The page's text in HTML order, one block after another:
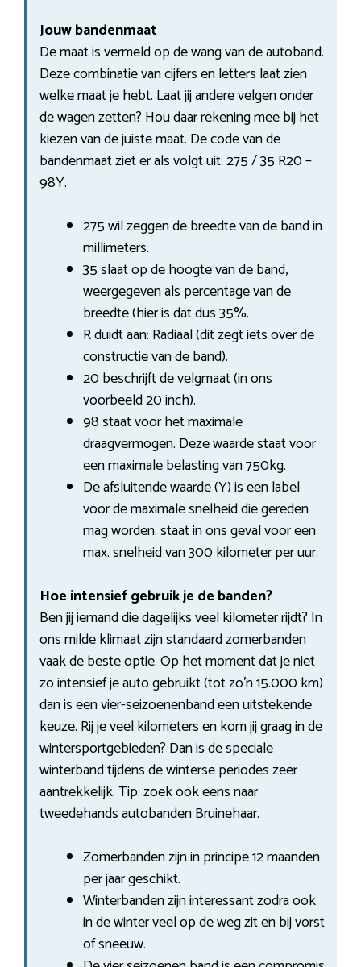
Jouw bandenmaat
De maat is vermeld op de wang van de autoband.
Deze combinatie van cijfers en letters laat zien
welke maat je hebt. Laat jij andere velgen onder
de wagen zetten? Hou daar rekening mee bij het
kiezen van de juiste maat. De code van de
bandenmaat ziet er als volgt uit: 275 / 35 R20 –
98Y.
275 wil zeggen de breedte van de band in
millimeters.
35 slaat op de hoogte van de band,
weergegeven als percentage van de
breedte (hier is dat dus 35%.
R duidt aan: Radiaal (dit zegt iets over de
constructie van de band).
20 beschrijft de velgmaat (in ons
voorbeeld 20 inch).
98 staat voor het maximale
draagvermogen. Deze waarde staat voor
een maximale belasting van 750kg.
De afsluitende waarde (Y) is een label
voor de maximale snelheid die gereden
mag worden. staat in ons geval voor een
max. snelheid van 300 kilometer per uur.
Hoe intensief gebruik je de banden?
Ben jij iemand die dagelijks veel kilometer rijdt? In
ons milde klimaat zijn standaard zomerbanden
vaak de beste optie. Op het moment dat je niet
zo intensief je auto gebruikt (tot zo’n 15.000 km)
dan is een vier-seizoenenband een uitstekende
keuze. Rij je veel kilometers en kom jij graag in de
wintersportgebieden? Dan is de speciale
winterband tijdens de winterse periodes zeer
aantrekkelijk. Tip: zoek ook eens naar
tweedehands autobanden Bruinehaar.
Zomerbanden zijn in principe 12 maanden
per jaar geschikt.
Winterbanden zijn interessant zodra ook
in de winter veel op de weg zit en bij vorst
of sneeuw.